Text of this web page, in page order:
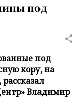
под
под
кору, на
Владимир